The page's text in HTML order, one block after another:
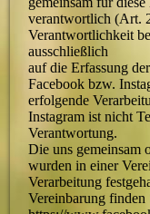
verantwortlich (Art.
Verantwortlichkeit
ausschließlich
auf die Erfassung
Facebook bzw.
erfolgende
Instagram ist nicht
Verantwortung.
Die uns gemeinsam
wurden in einer
Verarbeitung
Vereinbarung finden